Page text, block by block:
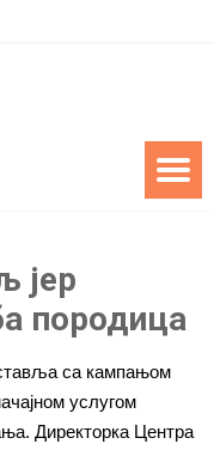
јер
породица
са кампањом
услугом
Директорка Центра